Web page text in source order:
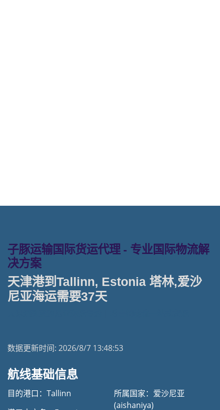
子豚运输国际货运代理 - 专业国际物流解
决方案
天津港到Tallinn, Estonia 塔林,爱沙
尼亚海运需要37天
数据更新时间: 2026/8/7 13:48:53
航线基础信息
目的港口：Tallinn
所属国家：爱沙尼亚
(aishaniya)